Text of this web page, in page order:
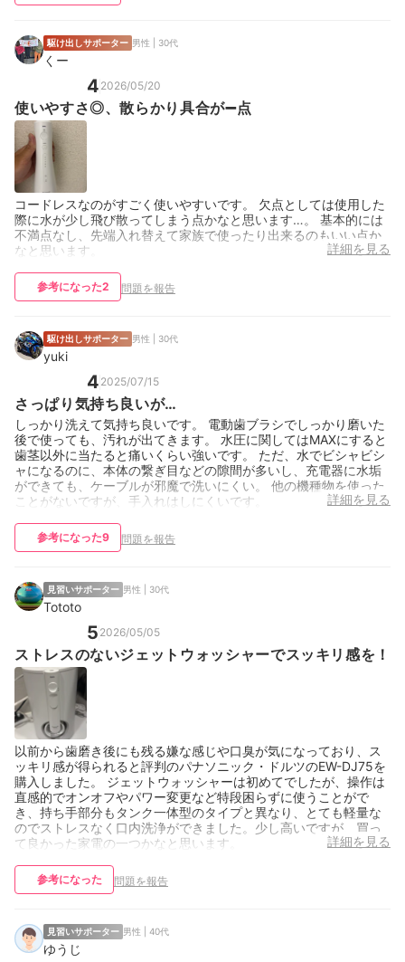
駆け出しサポーター 男性 | 30代
くー
4 2026/05/20
使いやすさ◎、散らかり具合が➖点
コードレスなのがすごく使いやすいです。 欠点としては使用した
際に水が少し飛び散ってしまう点かなと思います…。 基本的には
不満点なし、先端入れ替えて家族で使ったり出来るのもいい点か
なと思います。
詳細を見る
参考になった2 問題を報告
駆け出しサポーター 男性 | 30代
yuki
4 2025/07/15
さっぱり気持ち良いが…
しっかり洗えて気持ち良いです。 電動歯ブラシでしっかり磨いた
後で使っても、汚れが出てきます。 水圧に関してはMAXにすると
歯茎以外に当たると痛いくらい強いです。 ただ、水でビシャビシ
ャになるのに、本体の繋ぎ目などの隙間が多いし、充電器に水垢
ができても、ケーブルが邪魔で洗いにくい。 他の機種物を使った
ことがないですが、手入れはしにくいです。
詳細を見る
参考になった9 問題を報告
見習いサポーター 男性 | 30代
Tototo
5 2026/05/05
ストレスのないジェットウォッシャーでスッキリ感を！
以前から歯磨き後にも残る嫌な感じや口臭が気になっており、ス
ッキリ感が得られると評判のパナソニック・ドルツのEW-DJ75を
購入しました。 ジェットウォッシャーは初めてでしたが、操作は
直感的でオンオフやパワー変更など特段困らずに使うことがで
き、持ち手部分もタンク一体型のタイプと異なり、とても軽量な
のでストレスなく口内洗浄ができました。少し高いですが、買っ
て良かった家電の一つかなと思います。
詳細を見る
参考になった 問題を報告
見習いサポーター 男性 | 40代
ゆうじ